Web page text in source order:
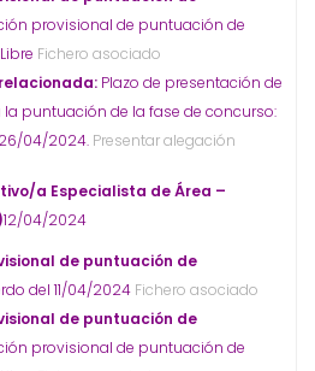
provisional de puntuación de
Fichero asociado
Plazo de presentación de
puntuación de la fase de concurso:
04/2024. Presentar alegación
a Especialista de Área –
12/04/2024
de puntuación de
del 11/04/2024 Fichero asociado
de puntuación de
provisional de puntuación de